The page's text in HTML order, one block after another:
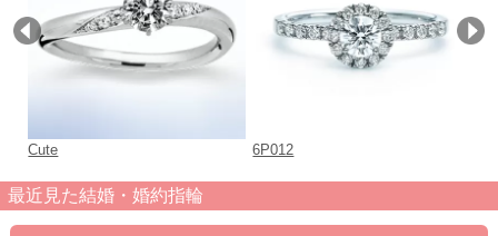
Cute 6P012
最近見た結婚・婚約指輪